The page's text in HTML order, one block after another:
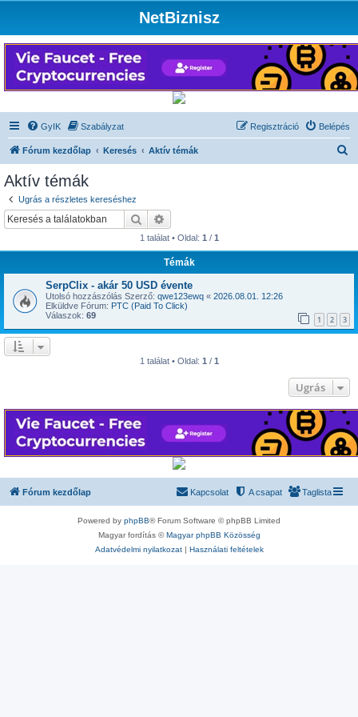
NetBiznisz
GyIK Szabályzat Belépés
Regisztráció
Fórum kezdőlap Keresés Aktív témák
Aktív témák
Ugrás a részletes kereséshez
Keresés
1 találat • Oldal: 1 / 1
Témák
SerpClix - akár 50 USD évente
Utolsó hozzászólás Szerző: qwe123ewq « 2026.08.01. 12:26
Elküldve Fórum: PTC (Paid To Click)
Válaszok: 69 1 2 3
1 találat • Oldal: 1 / 1
Ugrás
Fórum kezdőlap Taglista
A csapat
Kapcsolat
Powered by phpBB® Forum Software © phpBB Limited
Magyar fordítás ©Magyar phpBB Közösség
Adatvédelmi nyilatkozat| Használati feltételek